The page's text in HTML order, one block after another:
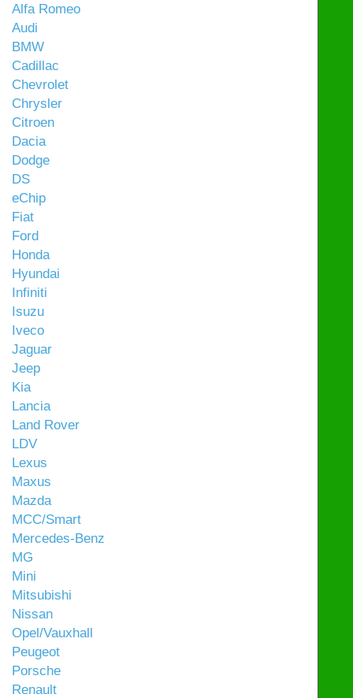
Alfa Romeo
Audi
BMW
Cadillac
Chevrolet
Chrysler
Citroen
Dacia
Dodge
DS
eChip
Fiat
Ford
Honda
Hyundai
Infiniti
Isuzu
Iveco
Jaguar
Jeep
Kia
Lancia
Land Rover
LDV
Lexus
Maxus
Mazda
MCC/Smart
Mercedes-Benz
MG
Mini
Mitsubishi
Nissan
Opel/Vauxhall
Peugeot
Porsche
Renault